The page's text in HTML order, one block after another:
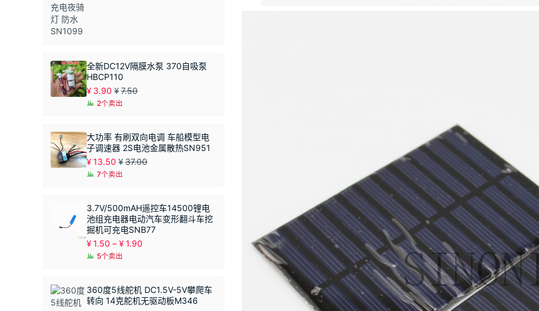
全新DC12V隔膜水泵 370自吸泵
HBCP110
¥ 3.90 ¥7.50
2个卖出
大功率 有刷双向电调 车船模型电
子调速器 2S电池金属散热SN951
¥13.50 ¥37.00
7个卖出
3.7V/500mAH遥控车14500锂电
池组充电器电动汽车变形翻斗车挖
掘机可充电SNB77
¥1.50 – ¥1.90
¥1.50
至
¥1.90
5个卖出
360度5线舵机 DC1.5V-5V攀爬车
转向 14克舵机无驱动板M346